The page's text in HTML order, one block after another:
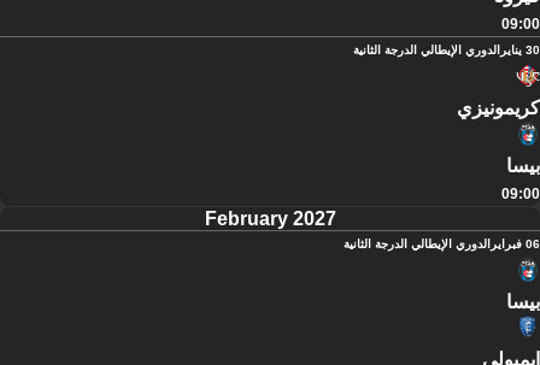
09:00
30 يناير الدوري الإيطالي الدرجة الثانية
كريمونيزي
بيسا
09:00
February 2027
06 فبراير الدوري الإيطالي الدرجة الثانية
بيسا
إيمبولي